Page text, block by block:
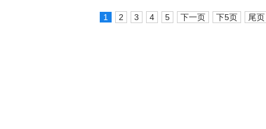
1 2 3 4 5 下一页 下5页 尾页